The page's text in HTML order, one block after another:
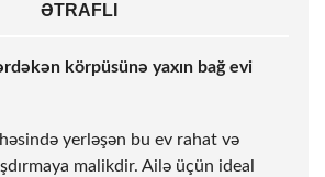
ƏTRAFLI
körpüsünə yaxın bağ evi
yerləşən bu ev rahat və
malikdir. Ailə üçün ideal